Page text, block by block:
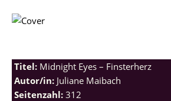
Titel: Midnight Eyes – Finsterherz
Autor/in: Juliane Maibach
Seitenzahl: 312